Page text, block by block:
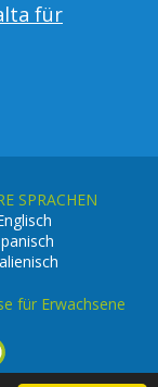
für
SPRACHEN
für Erwachsene